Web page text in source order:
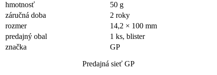
hmotnosť
50 g
záručná doba
2 roky
rozmer
14,2 × 100 mm
predajný obal
1 ks, blister
značka
GP
Predajná sieť GP